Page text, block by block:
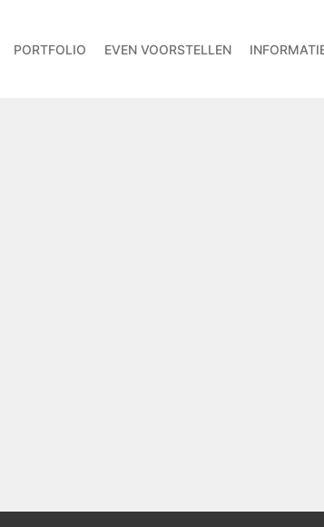
PORTFOLIO EVEN VOORSTELLEN